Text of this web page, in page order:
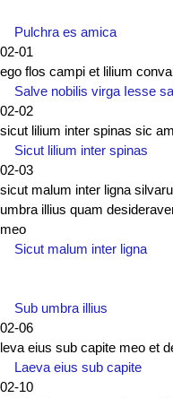
Pulchra es amica
02-01
ego flos campi et lilium
Salve nobilis virga Iesse
02-02
sicut lilium inter spinas sic
Sicut lilium inter spinas
02-03
sicut malum inter ligna
umbra illius quam
meo
Sicut malum inter ligna
Sub umbra illius
02-06
leva eius sub capite meo et
Laeva eius sub capite
02-10